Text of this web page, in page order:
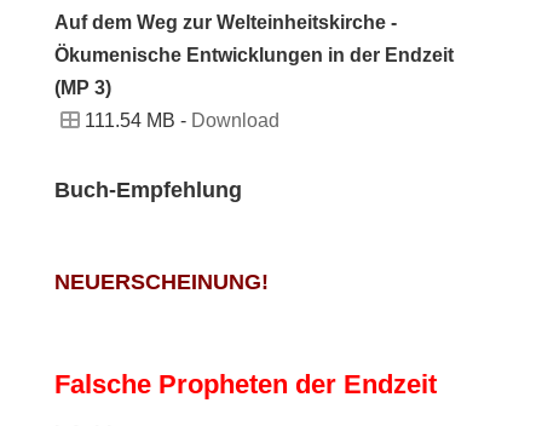
Auf dem Weg zur Welteinheitskirche -
Ökumenische Entwicklungen in der Endzeit
(MP 3)
111.54 MB - Download
Buch-Empfehlung
NEUERSCHEINUNG!
Falsche Propheten der Endzeit